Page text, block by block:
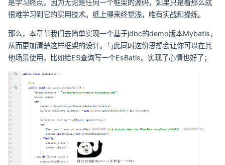
是学习终点，因为无论是任何一个框架的源码，如果只是看那么就
很难学习到它的实用技术。纸上得来终觉浅，唯有实战和操练。
那么，本章节我们去简单实现一个基于jdbc的demo版本Mybatis，
从而更加清楚这样框架的设计。与此同时这份思想会让你可以在其
他场景使用，比如给ES查询写一个EsBatis。实现了心情也好了；